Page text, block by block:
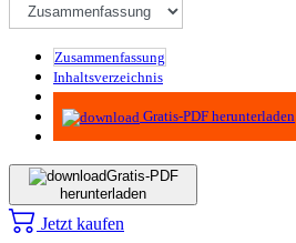
Zusammenfassung
Inhaltsverzeichnis
Methodik
Gratis-PDF herunterladen
Gratis-PDF
herunterladen
Jetzt kaufen